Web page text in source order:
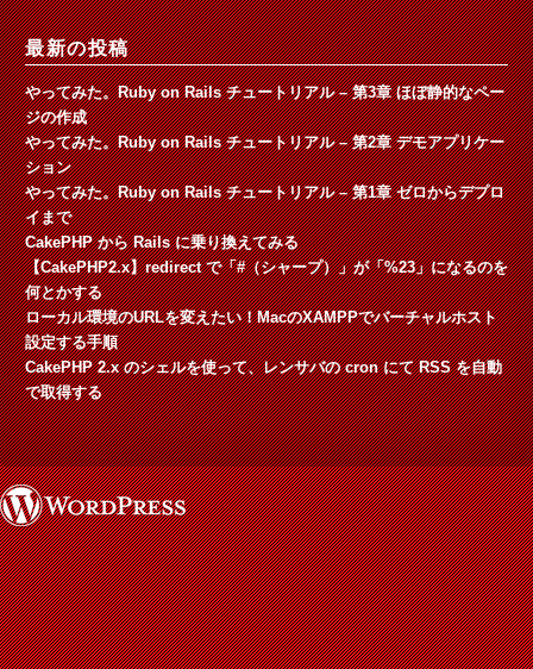
最新の投稿
やってみた。Ruby on Rails チュートリアル – 第3章 ほぼ静的なペー
ジの作成
やってみた。Ruby on Rails チュートリアル – 第2章 デモアプリケー
ション
やってみた。Ruby on Rails チュートリアル – 第1章 ゼロからデプロ
イまで
CakePHP から Rails に乗り換えてみる
【CakePHP2.x】redirect で「#（シャープ）」が「%23」になるのを
何とかする
ローカル環境のURLを変えたい！MacのXAMPPでバーチャルホスト
設定する手順
CakePHP 2.x のシェルを使って、レンサバの cron にて RSS を自動
で取得する